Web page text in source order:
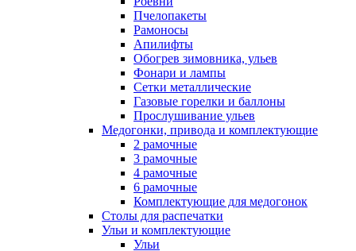
Пчелопакеты
Рамоносы
Апилифты
Обогрев зимовника, ульев
Фонари и лампы
Сетки металлические
Газовые горелки и баллоны
Прослушивание ульев
Медогонки, привода и комплектующие
2 рамочные
3 рамочные
4 рамочные
6 рамочные
Комплектующие для медогонок
Столы для распечатки
Ульи и комплектующие
Ульи